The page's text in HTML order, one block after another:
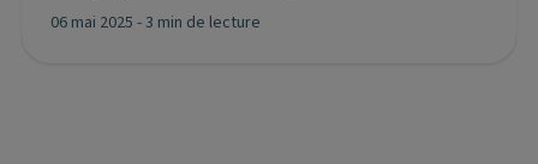
06 mai 2025 -3 min de lecture